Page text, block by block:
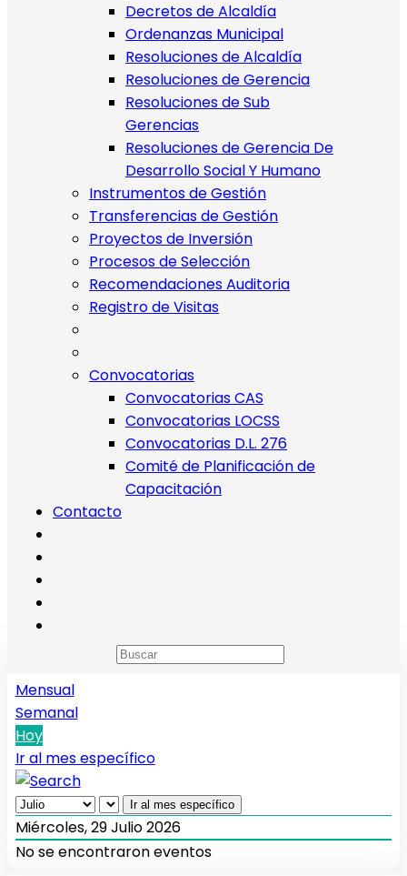
Decretos de Alcaldía
Ordenanzas Municipal
Resoluciones de Alcaldía
Resoluciones de Gerencia
Resoluciones de Sub
Gerencias
Resoluciones de Gerencia De
Desarrollo Social Y Humano
Instrumentos de Gestión
Transferencias de Gestión
Proyectos de Inversión
Procesos de Selección
Recomendaciones Auditoria
Registro de Visitas
Convocatorias
Convocatorias CAS
Convocatorias LOCSS
Convocatorias D.L. 276
Comité de Planificación de
Capacitación
Contacto
Calendario de eventos
Mensual
Semanal
Hoy
Ir al mes específico
Ir al mes específico
Miércoles, 29 Julio 2026
No se encontraron eventos